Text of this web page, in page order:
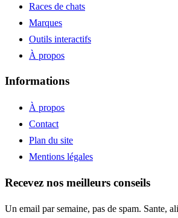
Races de chats
Marques
Outils interactifs
À propos
Informations
À propos
Contact
Plan du site
Mentions légales
Recevez nos meilleurs conseils
Un email par semaine, pas de spam. Sante,